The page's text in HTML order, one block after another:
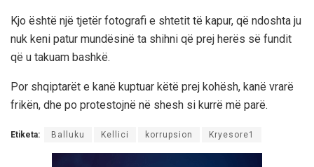
Kjo është një tjetër fotografi e shtetit të kapur, që ndoshta ju
nuk keni patur mundësinë ta shihni që prej herës së fundit
që u takuam bashkë.
Por shqiptarët e kanë kuptuar këtë prej kohësh, kanë vrarë
frikën, dhe po protestojnë në shesh si kurrë më parë.
Etiketa: Balluku Kellici korrupsion Kryesore1